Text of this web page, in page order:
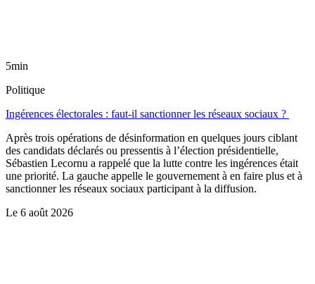
5min
Politique
Ingérences électorales : faut-il sanctionner les réseaux sociaux ?
Après trois opérations de désinformation en quelques jours ciblant
des candidats déclarés ou pressentis à l’élection présidentielle,
Sébastien Lecornu a rappelé que la lutte contre les ingérences était
une priorité. La gauche appelle le gouvernement à en faire plus et à
sanctionner les réseaux sociaux participant à la diffusion.
Le 6 août 2026